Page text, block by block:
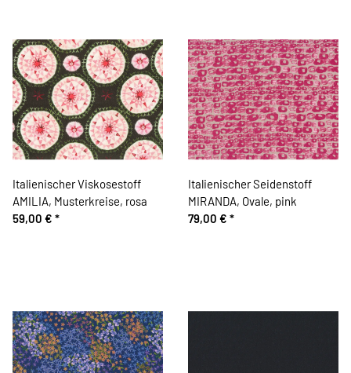
Italienischer Viskosestoff
AMILIA, Musterkreise, rosa
59,00 € *
Italienischer Seidenstoff
MIRANDA, Ovale, pink
79,00 € *